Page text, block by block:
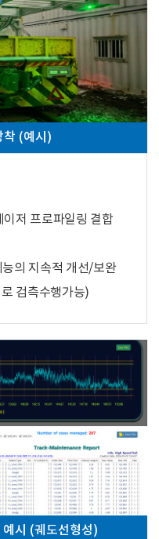
착 (예시)
저 프로파일링 결합
의 지속적 개선/보완
검측수행가능)
시 (궤도선형성)